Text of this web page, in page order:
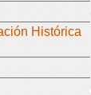
Histórica